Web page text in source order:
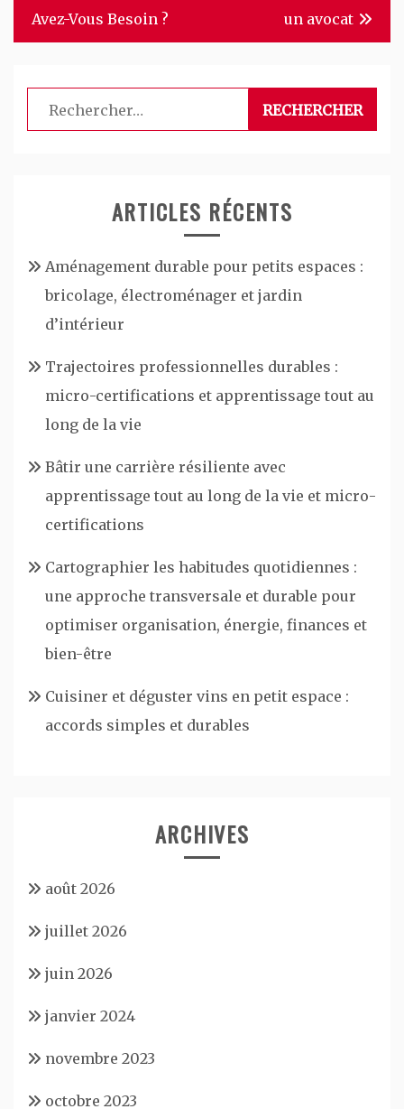
l’article
Avez-Vous Besoin ?
un avocat
Rechercher :
ARTICLES RÉCENTS
Aménagement durable pour petits espaces :
bricolage, électroménager et jardin
d’intérieur
Trajectoires professionnelles durables :
micro-certifications et apprentissage tout au
long de la vie
Bâtir une carrière résiliente avec
apprentissage tout au long de la vie et micro-
certifications
Cartographier les habitudes quotidiennes :
une approche transversale et durable pour
optimiser organisation, énergie, finances et
bien-être
Cuisiner et déguster vins en petit espace :
accords simples et durables
ARCHIVES
août 2026
juillet 2026
juin 2026
janvier 2024
novembre 2023
octobre 2023